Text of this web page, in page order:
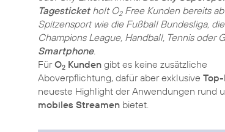
Tagesticketholt O2Free Kunden bereits
Spitzensport wie die Fußball Bundesliga, die
Champions League, Handball, Tennis oder
Smartphone.
FürO2 Kunden gibt es keine zusätzliche
Aboverpflichtung, dafür aber exklusive
neueste Highlight der Anwendungen rund
mobiles Streamen bietet.